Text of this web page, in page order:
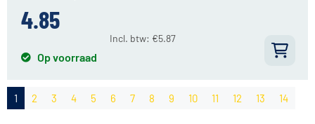
4.85
Incl. btw: €5.87
Op voorraad
1 2 3 4 5 6 7 8 9 10 11 12 13 14